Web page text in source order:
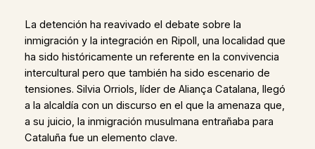
La detención ha reavivado el debate sobre la
inmigración y la integración en Ripoll, una localidad que
ha sido históricamente un referente en la convivencia
intercultural pero que también ha sido escenario de
tensiones. Silvia Orriols, líder de Aliança Catalana, llegó
a la alcaldía con un discurso en el que la amenaza que,
a su juicio, la inmigración musulmana entrañaba para
Cataluña fue un elemento clave.